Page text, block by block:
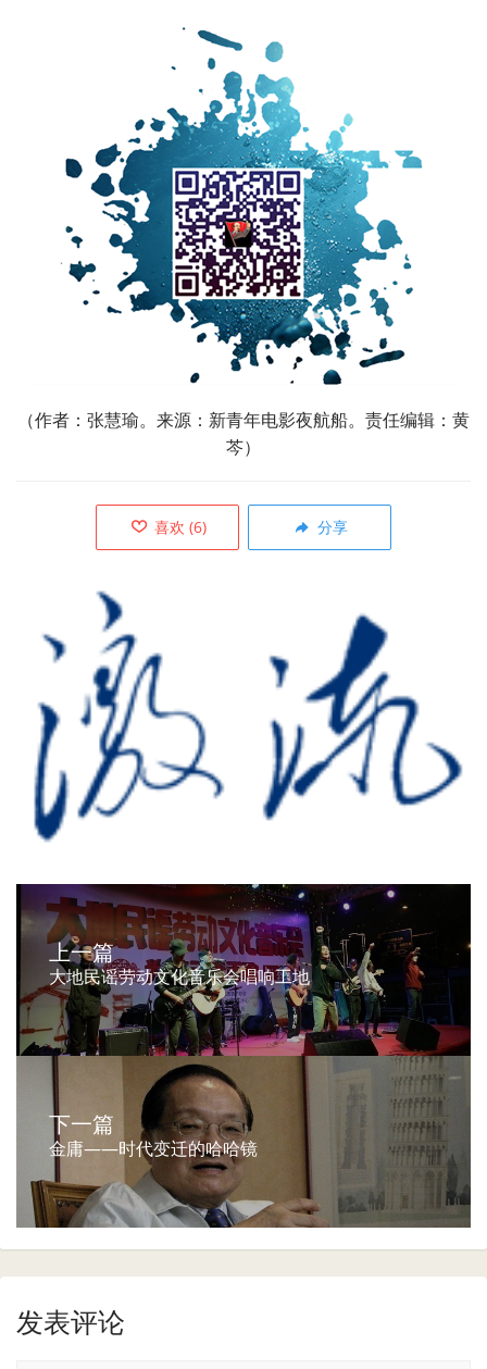
（作者：张慧瑜。来源：新青年电影夜航船。责任编辑：黄
芩）
喜欢 (6) 分享
上一篇
大地民谣劳动文化音乐会唱响工地
下一篇
金庸——时代变迁的哈哈镜
发表评论